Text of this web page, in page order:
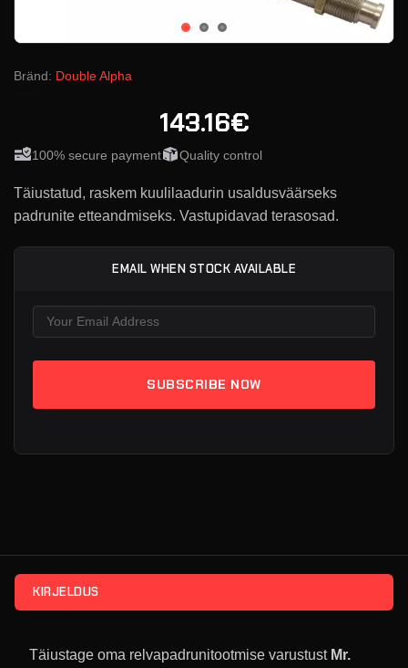
Bränd: Double Alpha
143.16€
100% secure payment Quality control
Täiustatud, raskem kuulilaadurin usaldusväärseks
padrunite etteandmiseks. Vastupidavad terasosad.
EMAIL WHEN STOCK AVAILABLE
KIRJELDUS
Täiustage oma relvapadrunitootmise varustust Mr.